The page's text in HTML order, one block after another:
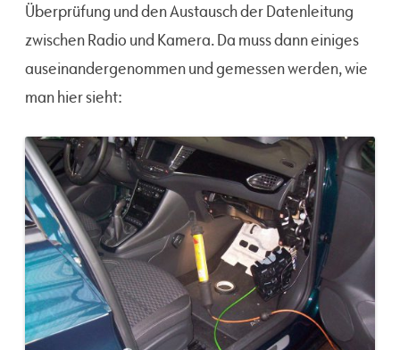
Überprüfung und den Austausch der Datenleitung
zwischen Radio und Kamera. Da muss dann einiges
auseinandergenommen und gemessen werden, wie
man hier sieht: